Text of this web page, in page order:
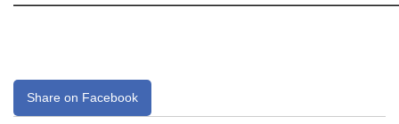
Share on Facebook